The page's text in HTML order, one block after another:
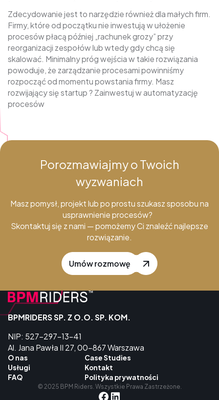
Zdecydowanie jest to narzędzie również dla małych firm.
Firmy, które od początku nie inwestują w ułożenie
procesów płacą później „rachunek grozy” przy
reorganizacji zespołów lub wtedy gdy chcą się
skalować. Minimalny próg wejścia w takie rozwiązania
powoduje, że zarządzanie procesami powinniśmy
rozpocząć od momentu powstania firmy. Masz
rozwijający się startup ? Zainwestuj w automatyzację
procesów
Porozmawiajmy o Twoich
wyzwaniach
Masz pomysł, projekt lub po prostu szukasz sposobu na
usprawnienie procesów?
Skontaktuj się z nami — pomożemy Ci znaleźć najlepsze
rozwiązanie.
Umów rozmowę
BPMRIDERS SP. Z O.O. SP. KOM.
NIP: 527-297-13-41
Al. Jana Pawła II 27, 00-867 Warszawa
O nas
Usługi
FAQ
Case Studies
Kontakt
Polityka prywatności
© 2025 BPM Riders. Wszystkie Prawa Zastrzeżone.